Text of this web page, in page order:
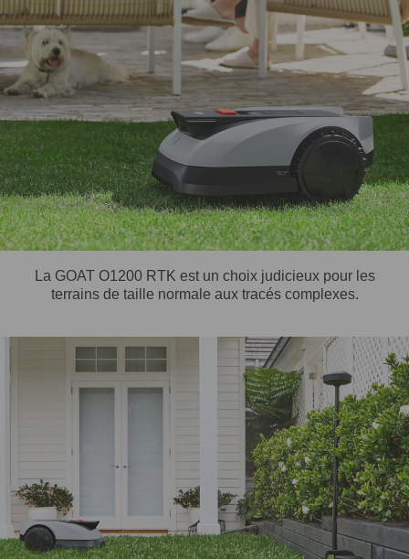
La GOAT O1200 RTK est un choix judicieux pour les
terrains de taille normale aux tracés complexes.